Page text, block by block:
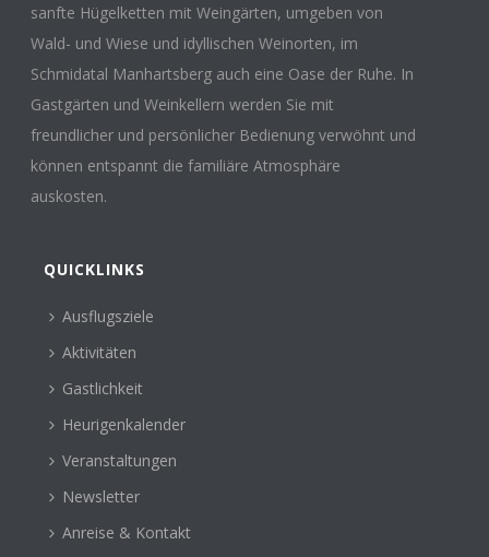
sanfte Hügelketten mit Weingärten, umgeben von
Wald- und Wiese und idyllischen Weinorten, im
Schmidatal Manhartsberg auch eine Oase der Ruhe. In
Gastgärten und Weinkellern werden Sie mit
freundlicher und persönlicher Bedienung verwöhnt und
können entspannt die familiäre Atmosphäre
auskosten.
QUICKLINKS
Ausflugsziele
Aktivitäten
Gastlichkeit
Heurigenkalender
Veranstaltungen
Newsletter
Anreise & Kontakt